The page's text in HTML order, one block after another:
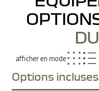
afficher en mode
Options incluses